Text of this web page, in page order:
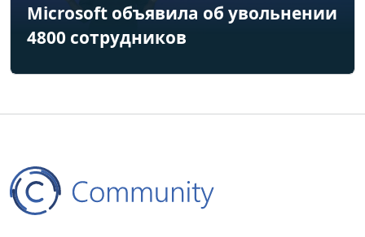
Microsoft объявила об увольнении
4800 сотрудников